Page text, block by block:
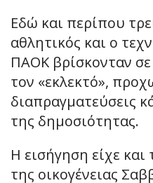
Εδώ και περίπου
αθλητικός και ο
ΠΑΟΚ βρίσκονταν
τον «εκλεκτό»,
διαπραγματεύσεις
της δημοσιότητας.
Η εισήγηση είχε
της οικογένειας